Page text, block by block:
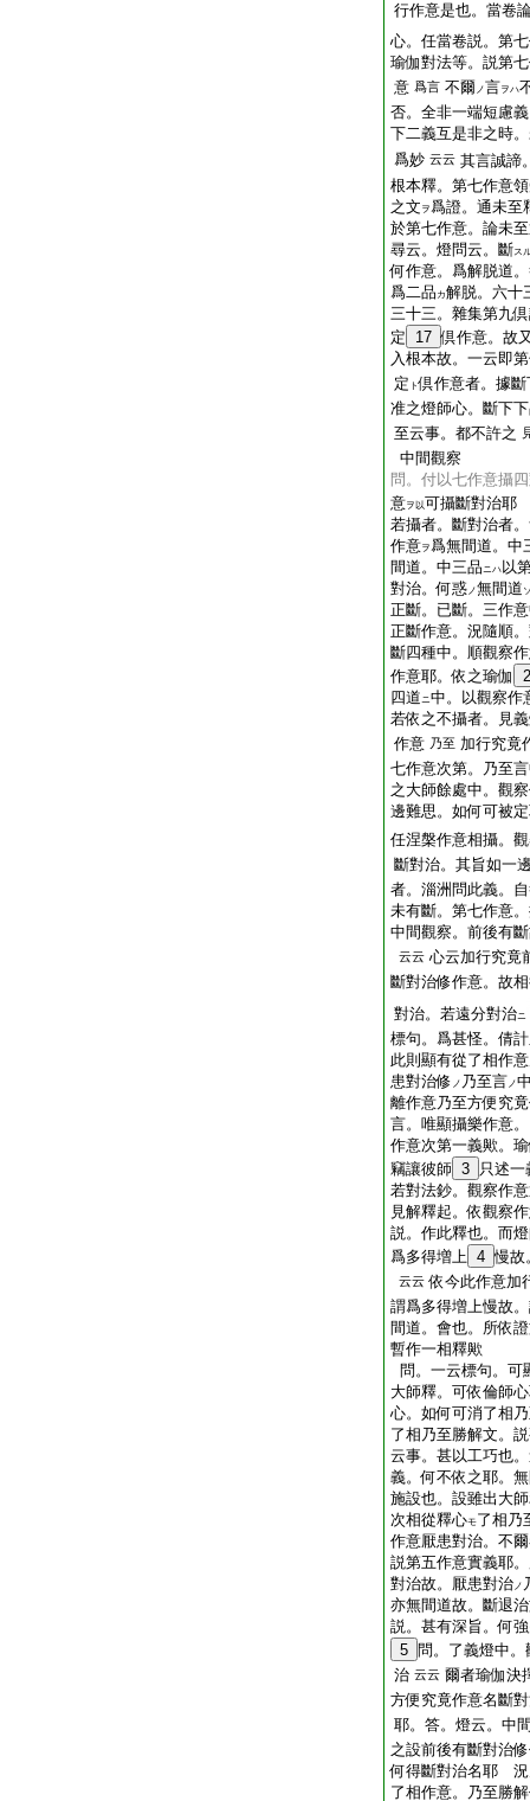
行作意是也。當卷
心。任當卷説。第
瑜伽對法等。説第
意 爲言 不爾 ノ言ヲハ
否。全非一端短慮
下二義互是非之時
爲妙 云云 其言誠諦
根本釋。第七作意
之文 ヲ爲證。通未至
於第七作意。論未
尋云。燈問云。斷ス
何作意。爲解脱道
爲二品 カ解脱。六十
三十三。雜集第九
定
17 倶作意。故
入根本故。一云即
定 ト倶作意者。據
准之燈師心。斷下
至云事。都不許之
中間觀察
問。付以七作意攝
意ヲ以可攝斷對治耶
若攝者。斷對治者
作意ヲ爲無間道。中
間道。中三品ニハ 以
對治。何惑ノ無間道
正斷。已斷。三作
正斷作意。況隨順
斷四種中。順觀察
作意耶。依之瑜伽
2
四道ニ中。以觀察作
若依之不攝者。見
作意 乃至 加行究竟
七作意次第。乃至
之大師餘處中。觀
邊難思。如何可被
任涅槃作意相攝。
斷對治。其旨如一
者。淄洲問此義。
未有斷。第七作意
中間觀察。前後有
云云 心云加行究竟
斷對治修作意。故
對治。若遠分對治ニ
標句。爲甚怪。倩
此則顯有從了相作
患對治修 ノ 乃至言ノ
離作意乃至方便究
言。唯顯攝樂作意
作意次第一義歟。
竊讓彼師 3 只述一
若對法鈔。觀察作
見解釋起。依觀察
説。作此釋也。而
爲多得増上 4 慢故
云云 依今此作意加
謂爲多得増上慢故
間道。會也。所依
暫作一相釋歟
問。一云標句。可
大師釋。可依倫師
心。如何可消了相
了相乃至勝解文。
云事。甚以工巧也
義。何不依之耶。
施設也。設雖出大
次相從釋心モ了相乃
作意厭患對治。不
説第五作意實義耶
對治故。厭患對治ノ
亦無間道故。斷退
説。甚有深旨。何
5 問。了義燈中
治 云云 爾者瑜伽決
方便究竟作意名斷
耶。答。燈云。中
之設前後有斷對治
何得斷對治名耶 況
了相作意。乃至勝